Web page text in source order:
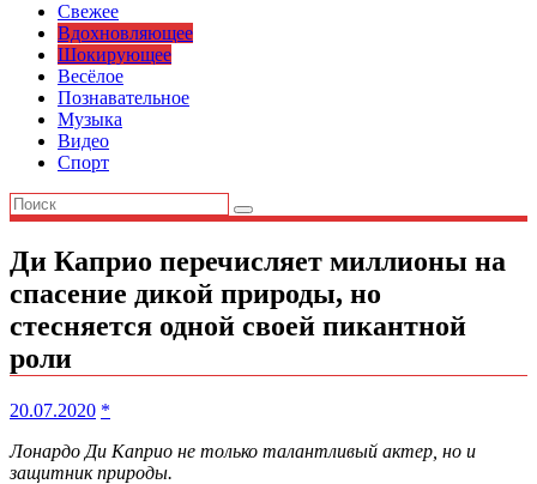
Свежее
Вдохновляющее
Шокирующее
Весёлое
Познавательное
Музыка
Видео
Спорт
Ди Каприо перечисляет миллионы на
спасение дикой природы, но
стесняется одной своей пикантной
роли
20.07.2020 *
Лонардо Ди Каприо не только талантливый актер, но и
защитник природы.